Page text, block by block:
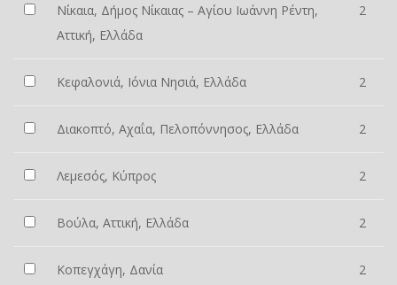
Νίκαια, Δήμος Νίκαιας – Αγίου Ιωάννη Ρέντη,
Αττική, Ελλάδα
2
Κεφαλονιά, Ιόνια Νησιά, Ελλάδα 2
Διακοπτό, Αχαΐα, Πελοπόννησος, Ελλάδα 2
Λεμεσός, Κύπρος 2
Βούλα, Αττική, Ελλάδα 2
Κοπεγχάγη, Δανία 2